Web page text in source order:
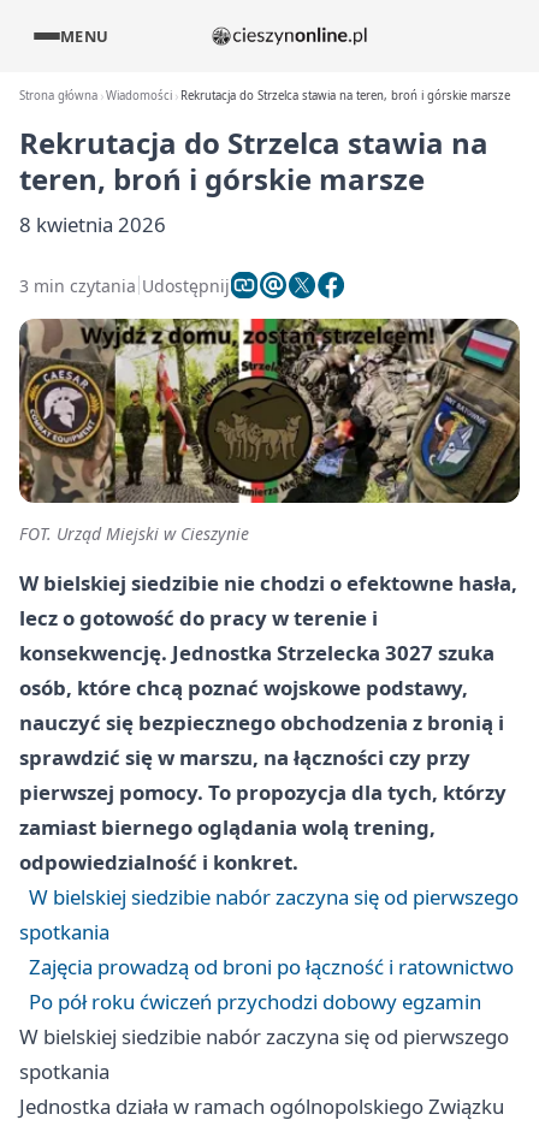
MENU
Strona główna Wiadomości Rekrutacja do Strzelca stawia na teren, broń i górskie marsze
Rekrutacja do Strzelca stawia na
teren, broń i górskie marsze
8 kwietnia 2026
3 min czytania Udostępnij
FOT. Urząd Miejski w Cieszynie
W bielskiej siedzibie nie chodzi o efektowne hasła,
lecz o gotowość do pracy w terenie i
konsekwencję. Jednostka Strzelecka 3027 szuka
osób, które chcą poznać wojskowe podstawy,
nauczyć się bezpiecznego obchodzenia z bronią i
sprawdzić się w marszu, na łączności czy przy
pierwszej pomocy. To propozycja dla tych, którzy
zamiast biernego oglądania wolą trening,
odpowiedzialność i konkret.
W bielskiej siedzibie nabór zaczyna się od pierwszego
spotkania
Zajęcia prowadzą od broni po łączność i ratownictwo
Po pół roku ćwiczeń przychodzi dobowy egzamin
W bielskiej siedzibie nabór zaczyna się od pierwszego
spotkania
Jednostka działa w ramach ogólnopolskiego Związku